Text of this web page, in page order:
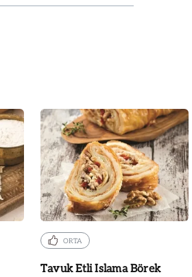
ORTA
Tavuk Etli Islama Börek